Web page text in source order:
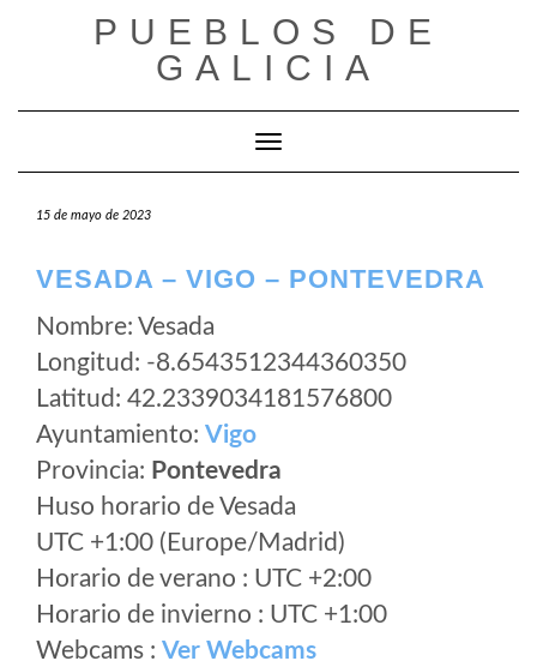
PUEBLOS DE
GALICIA
Cambiar modo de navegación
15 de mayo de 2023
VESADA – VIGO – PONTEVEDRA
Nombre: Vesada
Longitud: -8.6543512344360350
Latitud: 42.2339034181576800
Ayuntamiento: Vigo
Provincia: Pontevedra
Huso horario de Vesada
UTC +1:00 (Europe/Madrid)
Horario de verano : UTC +2:00
Horario de invierno : UTC +1:00
Webcams : Ver Webcams